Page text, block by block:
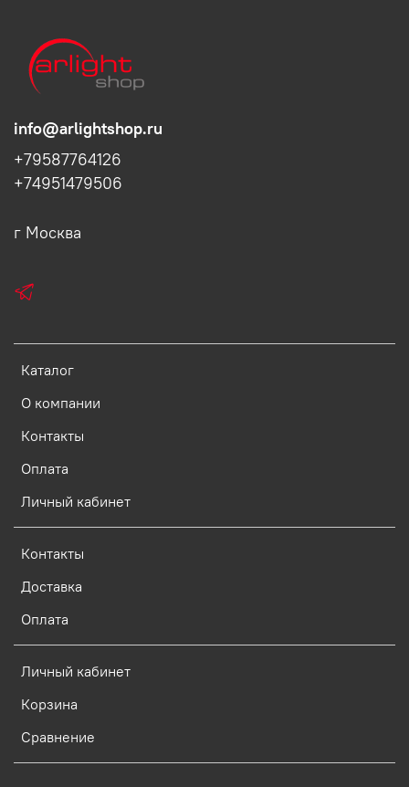
Каталог
О компании
Контакты
Оплата
Личный кабинет
Контакты
Доставка
Оплата
Личный кабинет
Корзина
Сравнение
info@arlightshop.ru
+79587764126
+74951479506
г Москва